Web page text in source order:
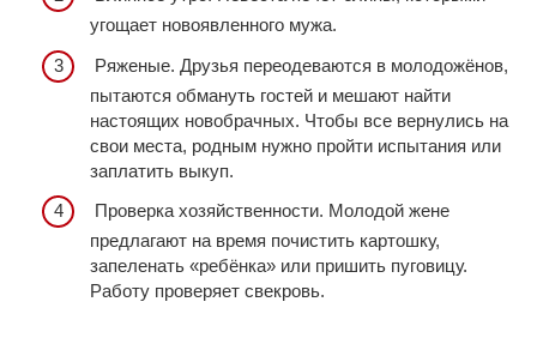
угощает новоявленного мужа.
Ряженые. Друзья переодеваются в молодожёнов,
пытаются обмануть гостей и мешают найти
настоящих новобрачных. Чтобы все вернулись на
свои места, родным нужно пройти испытания или
заплатить выкуп.
Проверка хозяйственности. Молодой жене
предлагают на время почистить картошку,
запеленать «ребёнка» или пришить пуговицу.
Работу проверяет свекровь.